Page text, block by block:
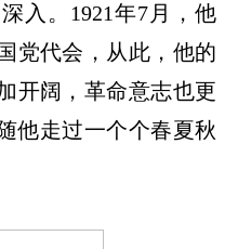
入。1921年7 月，他
党代会，从此，他的
开阔，革命意志也更
他走过一个个春夏秋